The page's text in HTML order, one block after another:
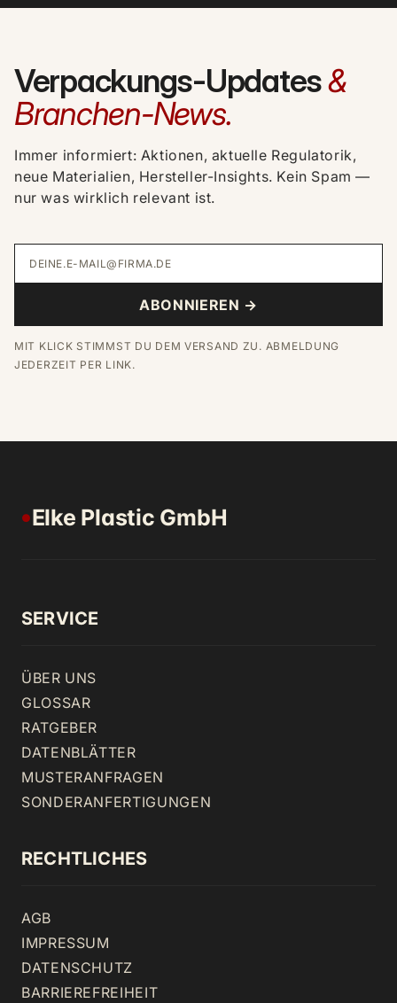
Verpackungs-Updates&
Branchen-News.
Immer informiert: Aktionen, aktuelle Regulatorik,
neue Materialien, Hersteller-Insights. Kein Spam —
nur was wirklich relevant ist.
ABONNIEREN →
MIT KLICK STIMMST DU DEM VERSAND ZU. ABMELDUNG
JEDERZEIT PER LINK.
● Elke Plastic GmbH
SERVICE
ÜBER UNS
GLOSSAR
RATGEBER
DATENBLÄTTER
MUSTERANFRAGEN
SONDERANFERTIGUNGEN
RECHTLICHES
AGB
IMPRESSUM
DATENSCHUTZ
BARRIEREFREIHEIT